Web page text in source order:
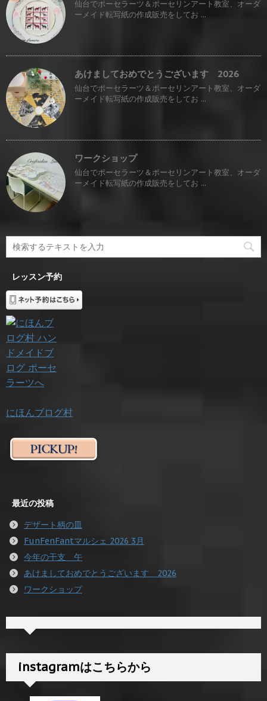
仙台でポーセラーツ＆ポーセリンアート教室、オーダ
ーメイド転写紙の作成販売をしてお ...
あけましておめでとうございます 2026
仙台でポーセラーツ＆ポーセリンアート教室、オーダ
ーメイド転写紙の作成販売をしてお ...
ワークショップ
仙台でポーセラーツ＆ポーセリンアート教室、オーダ
ーメイド転写紙の作成販売をしてお ...
レッスン予約
にほんブログ村
最近の投稿
デザート柄の皿
FunFenFantマルシェ 2026 3月
今年の干支 午
あけましておめでとうございます 2026
ワークショップ
instagramはこちらから